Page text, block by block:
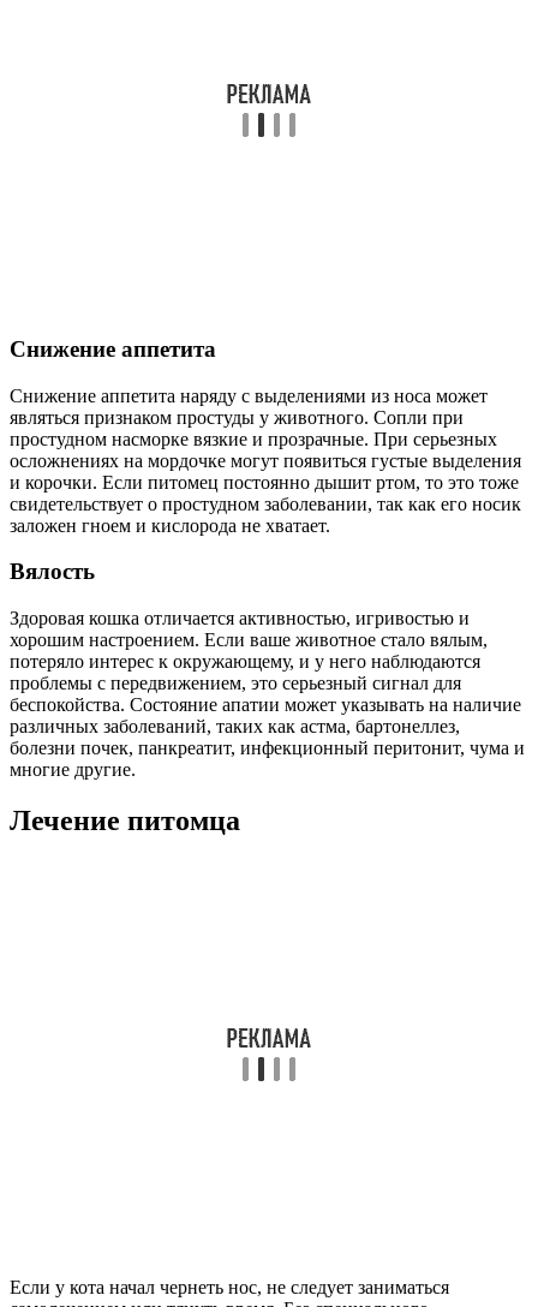
Снижение аппетита
Снижение аппетита наряду с выделениями из носа может
являться признаком простуды у животного. Сопли при
простудном насморке вязкие и прозрачные. При серьезных
осложнениях на мордочке могут появиться густые выделения
и корочки. Если питомец постоянно дышит ртом, то это тоже
свидетельствует о простудном заболевании, так как его носик
заложен гноем и кислорода не хватает.
Вялость
Здоровая кошка отличается активностью, игривостью и
хорошим настроением. Если ваше животное стало вялым,
потеряло интерес к окружающему, и у него наблюдаются
проблемы с передвижением, это серьезный сигнал для
беспокойства. Состояние апатии может указывать на наличие
различных заболеваний, таких как астма, бартонеллез,
болезни почек, панкреатит, инфекционный перитонит, чума и
многие другие.
Лечение питомца
Если у кота начал чернеть нос, не следует заниматься